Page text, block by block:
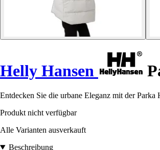
Helly Hansen
Entdecken Sie die urbane Eleganz mit der
Produkt nicht verfügbar
Alle Varianten ausverkauft
Beschreibung